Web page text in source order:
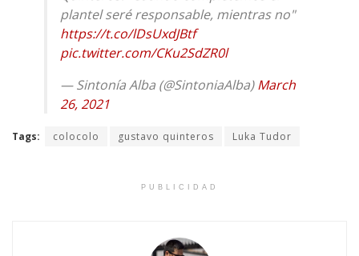
plantel seré responsable, mientras no"
https://t.co/lDsUxdJBtf
pic.twitter.com/CKu2SdZR0l
— Sintonía Alba (@SintoniaAlba)March
26, 2021
Tags: colocolo gustavo quinteros Luka Tudor
PUBLICIDAD